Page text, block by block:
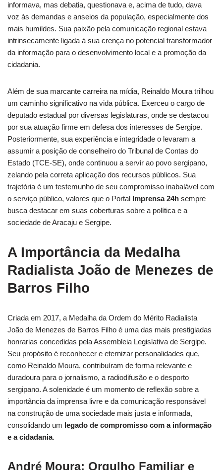
informava, mas debatia, questionava e, acima de tudo, dava
voz às demandas e anseios da população, especialmente dos
mais humildes. Sua paixão pela comunicação regional estava
intrinsecamente ligada à sua crença no potencial transformador
da informação para o desenvolvimento local e a promoção da
cidadania.
Além de sua marcante carreira na mídia, Reinaldo Moura trilhou
um caminho significativo na vida pública. Exerceu o cargo de
deputado estadual por diversas legislaturas, onde se destacou
por sua atuação firme em defesa dos interesses de Sergipe.
Posteriormente, sua experiência e integridade o levaram a
assumir a posição de conselheiro do Tribunal de Contas do
Estado (TCE-SE), onde continuou a servir ao povo sergipano,
zelando pela correta aplicação dos recursos públicos. Sua
trajetória é um testemunho de seu compromisso inabalável com
o serviço público, valores que o Portal Imprensa 24h sempre
busca destacar em suas coberturas sobre a política e a
sociedade de Aracaju e Sergipe.
A Importância da Medalha
Radialista João de Menezes de
Barros Filho
Criada em 2017, a Medalha da Ordem do Mérito Radialista
João de Menezes de Barros Filho é uma das mais prestigiadas
honrarias concedidas pela Assembleia Legislativa de Sergipe.
Seu propósito é reconhecer e eternizar personalidades que,
como Reinaldo Moura, contribuíram de forma relevante e
duradoura para o jornalismo, a radiodifusão e o desporto
sergipano. A solenidade é um momento de reflexão sobre a
importância da imprensa livre e da comunicação responsável
na construção de uma sociedade mais justa e informada,
consolidando um legado de compromisso com a informação
e a cidadania.
André Moura: Orgulho Familiar e